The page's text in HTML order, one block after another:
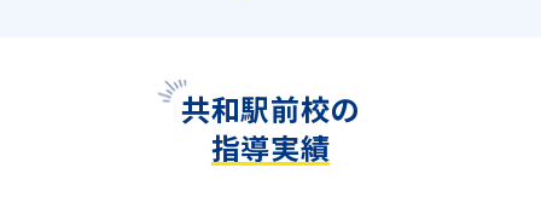
あるのに「何から手をつけたらいいかわからない」
「どうしたらいいのかやり方がわからない」という思
いで毎日を過ごしてはいませんか？
トライなら、苦手なところはゆっくり丁寧に、得意な
共和駅前校の
指導実績